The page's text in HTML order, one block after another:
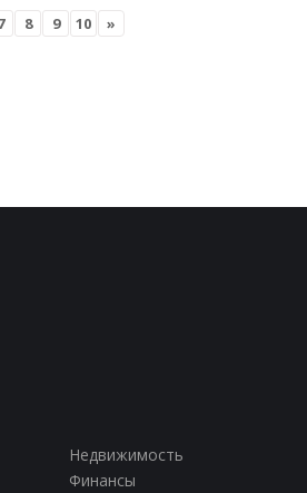
8 9 10 »
Недвижимость
Финансы